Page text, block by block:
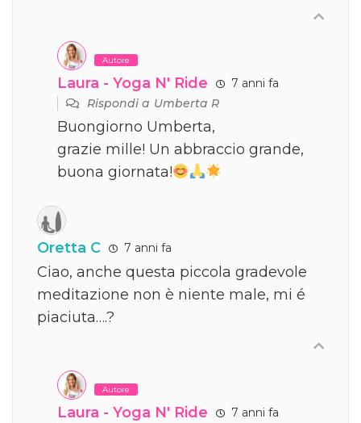
Autore
Laura - Yoga N' Ride
7 anni fa
Rispondi aUmberta R
Buongiorno Umberta,
grazie mille! Un abbraccio grande,
buona giornata!
Oretta C 7 anni fa
Ciao, anche questa piccola gradevole
meditazione non è niente male, mi é
piaciuta….?
Autore
Laura - Yoga N' Ride
7 anni fa